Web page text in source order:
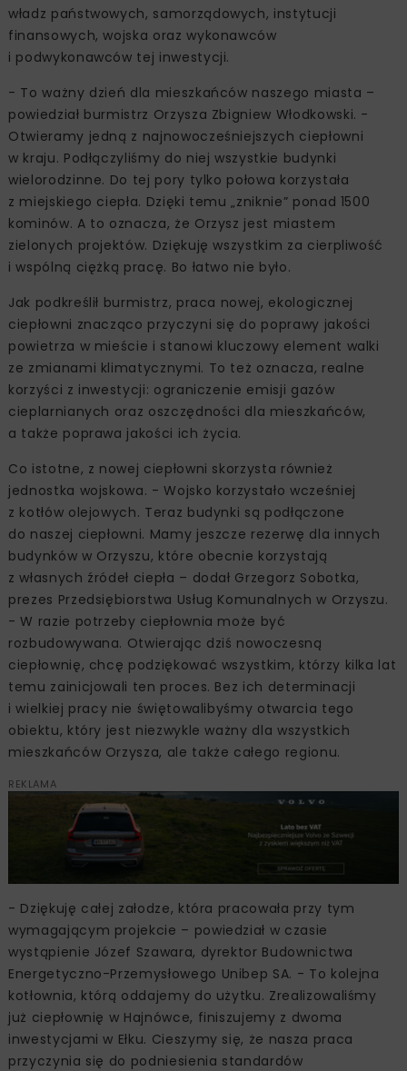
władz państwowych, samorządowych, instytucji
finansowych, wojska oraz wykonawców
i podwykonawców tej inwestycji.
- To ważny dzień dla mieszkańców naszego miasta –
powiedział burmistrz Orzysza Zbigniew Włodkowski. -
Otwieramy jedną z najnowocześniejszych ciepłowni
w kraju. Podłączyliśmy do niej wszystkie budynki
wielorodzinne. Do tej pory tylko połowa korzystała
z miejskiego ciepła. Dzięki temu „zniknie” ponad 1500
kominów. A to oznacza, że Orzysz jest miastem
zielonych projektów. Dziękuję wszystkim za cierpliwość
i wspólną ciężką pracę. Bo łatwo nie było.
Jak podkreślił burmistrz, praca nowej, ekologicznej
ciepłowni znacząco przyczyni się do poprawy jakości
powietrza w mieście i stanowi kluczowy element walki
ze zmianami klimatycznymi. To też oznacza, realne
korzyści z inwestycji: ograniczenie emisji gazów
cieplarnianych oraz oszczędności dla mieszkańców,
a także poprawa jakości ich życia.
Co istotne, z nowej ciepłowni skorzysta również
jednostka wojskowa. - Wojsko korzystało wcześniej
z kotłów olejowych. Teraz budynki są podłączone
do naszej ciepłowni. Mamy jeszcze rezerwę dla innych
budynków w Orzyszu, które obecnie korzystają
z własnych źródeł ciepła – dodał Grzegorz Sobotka,
prezes Przedsiębiorstwa Usług Komunalnych w Orzyszu.
- W razie potrzeby ciepłownia może być
rozbudowywana. Otwierając dziś nowoczesną
ciepłownię, chcę podziękować wszystkim, którzy kilka lat
temu zainicjowali ten proces. Bez ich determinacji
i wielkiej pracy nie świętowalibyśmy otwarcia tego
obiektu, który jest niezwykle ważny dla wszystkich
mieszkańców Orzysza, ale także całego regionu.
REKLAMA
- Dziękuję całej załodze, która pracowała przy tym
wymagającym projekcie – powiedział w czasie
wystąpienie Józef Szawara, dyrektor Budownictwa
Energetyczno-Przemysłowego Unibep SA. - To kolejna
kotłownia, którą oddajemy do użytku. Zrealizowaliśmy
już ciepłownię w Hajnówce, finiszujemy z dwoma
inwestycjami w Ełku. Cieszymy się, że nasza praca
przyczynia się do podniesienia standardów